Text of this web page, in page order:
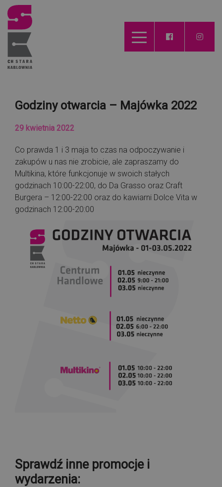
Godziny otwarcia – Majówka 2022
29 kwietnia 2022
Co prawda 1 i 3 maja to czas na odpoczywanie i
zakupów u nas nie zrobicie, ale zapraszamy do
Multikina, które funkcjonuje w swoich stałych
godzinach 10:00-22:00, do Da Grasso oraz Craft
Burgera – 12:00-22:00 oraz do kawiarni Dolce Vita w
godzinach 12:00-20:00
Sprawdź inne promocje i
wydarzenia: